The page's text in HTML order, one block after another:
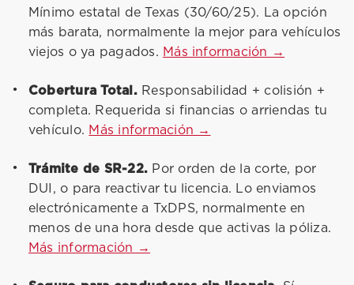
Mínimo estatal de Texas (30/60/25). La opción
más barata, normalmente la mejor para vehículos
viejos o ya pagados. Más información →
Cobertura Total.Responsabilidad + colisión +
completa. Requerida si financias o arriendas tu
vehículo. Más información →
Trámite de SR-22. Por orden de la corte, por
DUI, o para reactivar tu licencia. Lo enviamos
electrónicamente a TxDPS, normalmente en
menos de una hora desde que activas la póliza.
Más información →